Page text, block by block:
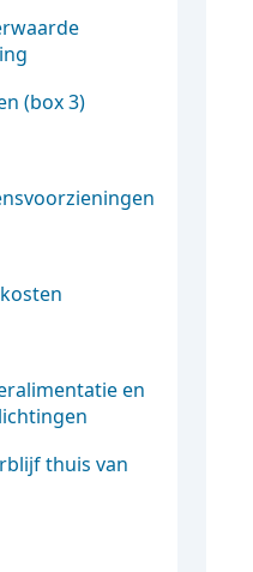
(box 3)
en
thuis van